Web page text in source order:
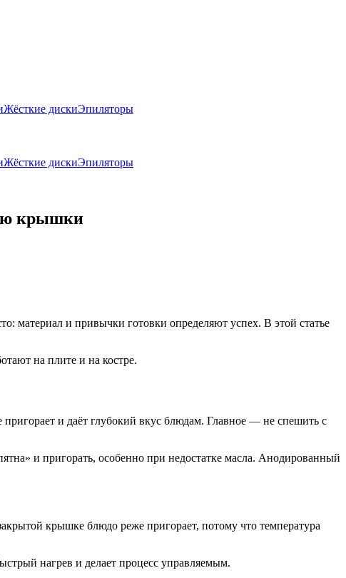
Жёсткие дискиЭпиляторы
Жёсткие дискиЭпиляторы
крышки
материал и привычки готовки определяют успех. В этой статье
на плите и на костре.
и даёт глубокий вкус блюдам. Главное — не спешить с
и пригорать, особенно при недостатке масла. Анодированный
крышке блюдо реже пригорает, потому что температура
нагрев и делает процесс управляемым.